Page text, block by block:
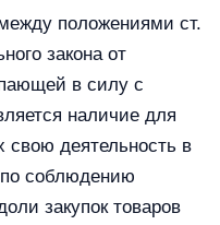
положениями ст.
закона от
в силу с
наличие для
свою деятельность в
соблюдению
закупок товаров